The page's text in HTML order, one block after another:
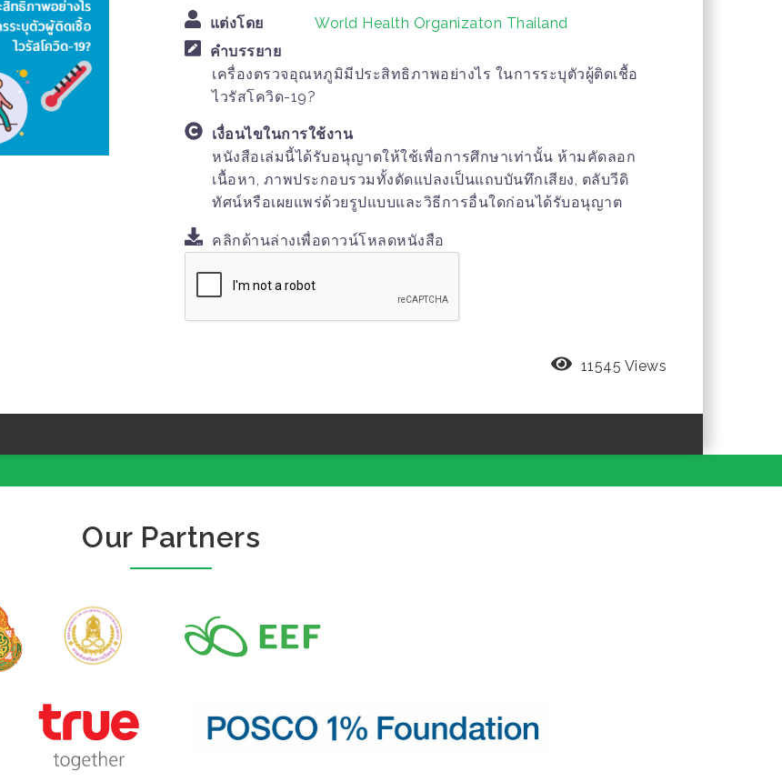
แต่งโดย
World Health Organizaton Thailand
คำบรรยาย
เครื่องตรวจอุณหภูมิมีประสิทธิภาพอย่างไร ในการระบุตัวผู้ติดเชื้อ
ไวรัสโควิด-19?
เงื่อนไขในการใช้งาน
หนังสือเล่มนี้ได้รับอนุญาตให้ใช้เพื่อการศึกษาเท่านั้น ห้ามคัดลอก
เนื้อหา, ภาพประกอบรวมทั้งดัดแปลงเป็นแถบบันทึกเสียง, ตลับวีดิ
ทัศน์หรือเผยแพร่ด้วยรูปแบบและวิธีการอื่นใดก่อนได้รับอนุญาต
คลิกด้านล่างเพื่อดาวน์โหลดหนังสือ
11545 Views
Our Partners